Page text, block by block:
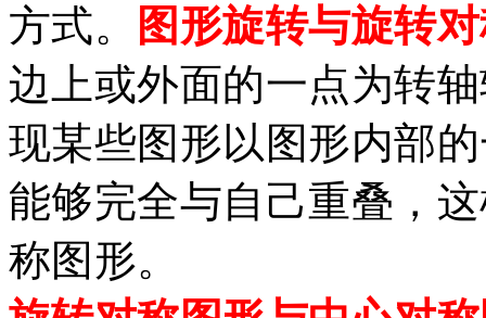
方式。
图形旋转与旋转
边上或外面的一点为转
现某些图形以图形内部
能够完全与自己重叠，
称图形。